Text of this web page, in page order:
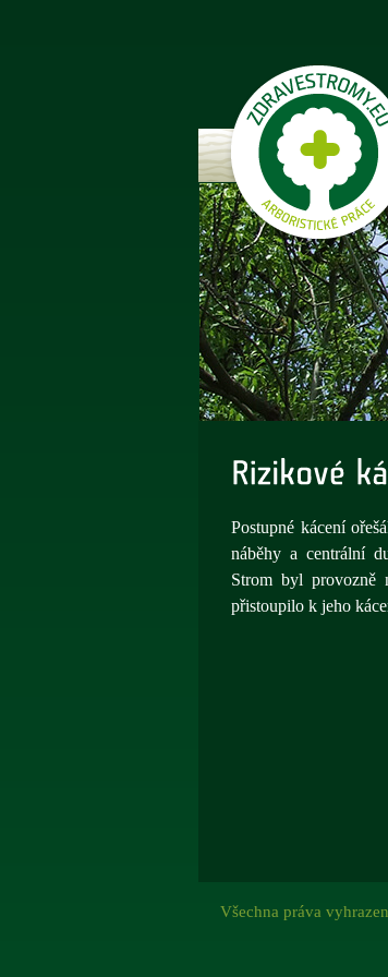
Postupné kácení
náběhy a centrální
Strom byl provozně
přistoupilo k jeho
Všechna práva